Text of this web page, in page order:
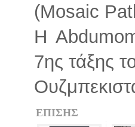
(Mosaic
Η
7ης τάξης
ΕΠΙΣΗΣ